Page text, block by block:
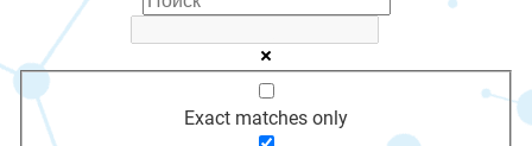
Exact matches only